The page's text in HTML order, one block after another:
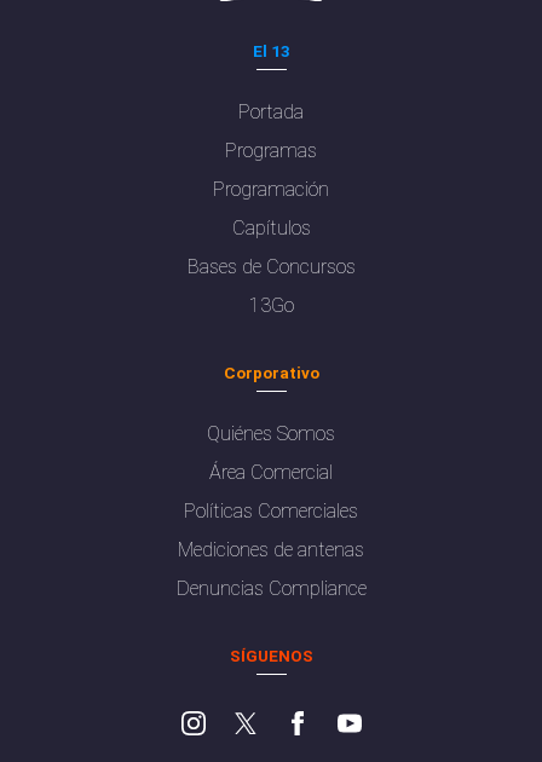
El 13
Portada
Programas
Programación
Capítulos
Bases de Concursos
13Go
Corporativo
Quiénes Somos
Área Comercial
Políticas Comerciales
Mediciones de antenas
Denuncias Compliance
SÍGUENOS